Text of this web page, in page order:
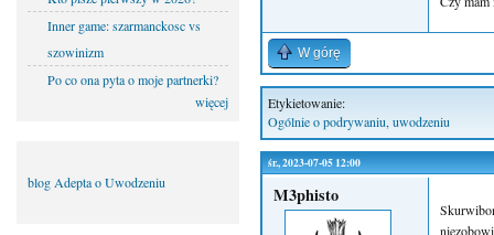
Inner game: szarmanckosc vs
szowinizm
Po co ona pyta o moje partnerki?
więcej
blog Adepta o Uwodzeniu
W górę
Etykietowanie:
Ogólnie o podrywaniu, uwodzeniu
śr., 2023-07-05 12:00
M3phisto